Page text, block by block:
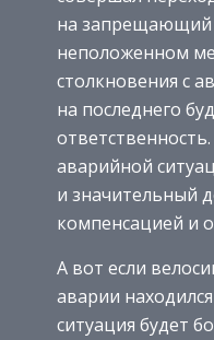
на запрещающий
неположенном
столкновения с
на последнего
аварийной
и значительный
компенсацией и
А вот если
аварии
ситуация будет